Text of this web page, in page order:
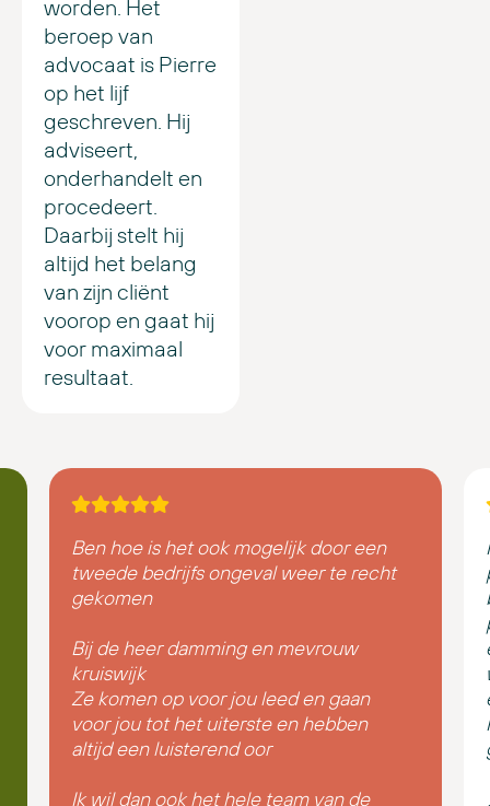
worden. Het
beroep van
advocaat is Pierre
op het lijf
geschreven. Hij
adviseert,
onderhandelt en
procedeert.
Daarbij stelt hij
altijd het belang
van zijn cliënt
voorop en gaat hij
voor maximaal
resultaat.
Ben hoe is het ook mogelijk door een
tweede bedrijfs ongeval weer te recht
gekomen
Bij de heer damming en mevrouw
kruiswijk
Ze komen op voor jou leed en gaan
voor jou tot het uiterste en hebben
altijd een luisterend oor
Ik wil dan ook het hele team van de